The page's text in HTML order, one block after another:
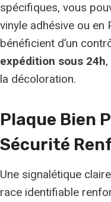
spécifiques, vous
vinyle adhésive ou en
bénéficient d’un
expédition sous 24h
la décoloration.
Plaque Bien
Sécurité
Une signalétique
race identifiable